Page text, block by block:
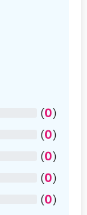
(0)
(0)
(0)
(0)
(0)